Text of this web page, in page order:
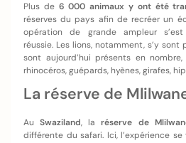
Plus de 6 000 animaux y ont été
réserves du pays afin de recréer un
opération de grande ampleur
réussie. Les lions, notamment, s’y
sont aujourd’hui présents en
rhinocéros, guépards, hyènes, girafes,
La réserve de
AuSwaziland, laréserve de
différente du safari. Ici, l’expérience